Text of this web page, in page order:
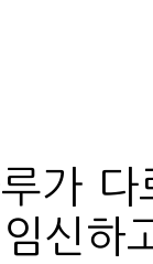
가
신하